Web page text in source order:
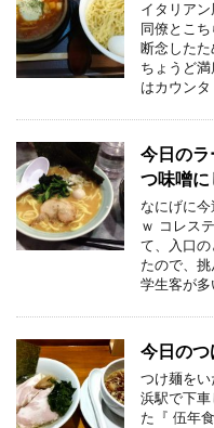
イタリア
同僚とこ
断念したた
ちょうど
はカウン
今日のラ
つ味噌に
なにげに
ｗ コレス
て、入口
たので、
学生客が
今日のつ
つけ麺を
浜駅で下
た『 伍年